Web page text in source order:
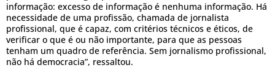
informação: excesso de informação é nenhuma informação. Há
necessidade de uma profissão, chamada de jornalista
profissional, que é capaz, com critérios técnicos e éticos, de
verificar o que é ou não importante, para que as pessoas
tenham um quadro de referência. Sem jornalismo profissional,
não há democracia”, ressaltou.